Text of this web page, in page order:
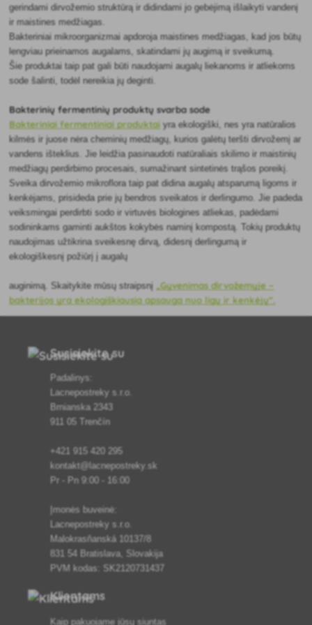
gerindami dirvožemio struktūrą ir didindami jo gebėjimą išlaikyti vandenį
ir maistines medžiagas.
Bakteriniai mikroorganizmai apdoroja maistines medžiagas, kad jos būtų
lengviau prieinamos augalams, skatindami jų augimą ir sveikumą.
Šie produktai taip pat gali būti naudojami augalų liekanoms ir atliekoms
sode šalinti, todėl nereikia jų deginti.
Bakterinių fermentinių produktų svarba sode
Bakteriniai fermentiniai produktai yra ekologiški, nes yra natūralios
kilmės ir juose nėra cheminių medžiagų, kurios galėtų teršti dirvožemį ar
vandens išteklius. Jie leidžia pasinaudoti natūraliais skilimo ir maistinių
medžiagų perdirbimo procesais, sumažinant sintetinės trąšos poreikį.
Sveika dirvožemio mikroflora taip pat didina augalų atsparumą ligoms ir
kenkėjams, prisideda prie jų bendros sveikatos ir derlingumo. Jie padeda
veiksmingai perdirbti sodo ir virtuvės biologines atliekas, padėdami
sodininkams gaminti aukštos kokybės naminį kompostą. Tokių produktų
naudojimas užtikrina sveikesnę dirvą, didesnį derlingumą ir
ekologiškesnį požiūrį į augalų
auginimą. Skaitykite mūsų straipsnį „Gyvenimas dirvožemyje –
bakterijos yra ekologiškiausia apsauga nuo ligų ir kenkėjų“.
Susisiekite su
Padalinys:
Lacnepostreky s.r.o.
Brnianska 2343
911 05 Trenčín
+421 915 420 295
kontakt@lacnepostreky.sk
Pr - Pn 9:00 - 16:00
Įmonės buveinė:
Lacnepostreky s.r.o.
Malokrasňanská 10137/8
831 54 Bratislava, Slovakija
PVM kodas: SK2120731437
Klientams
Kaip pakuojame jūsų siuntas